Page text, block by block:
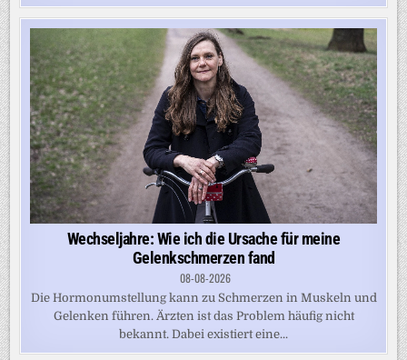
Wechseljahre: Wie ich die Ursache für meine
Gelenkschmerzen fand
08-08-2026
Die Hormonumstellung kann zu Schmerzen in Muskeln und
Gelenken führen. Ärzten ist das Problem häufig nicht
bekannt. Dabei existiert eine...